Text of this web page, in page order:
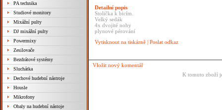
PA technika
Studiové monitory
Mixážní pulty
DJ mixážní pulty
Powermixy
Zesilovače
Bezdrátové systémy
Sluchátka
Dechové hudební nástroje
Housle
Mikrofony
Obaly na hudební nástoje
Detailní popis
Stolička k bicím.
Velký sedák
4x dvojité nohy
plynové pérování
Vytisknout na tiskárně | Poslat odkaz
Vložit nový komentář
K tomuto zboží